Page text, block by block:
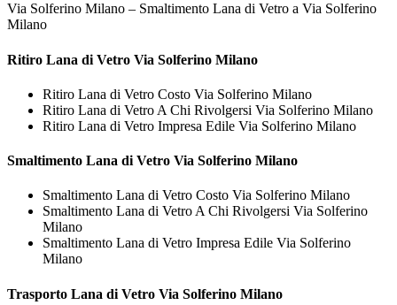
Via Solferino Milano – Smaltimento Lana di Vetro a Via Solferino
Milano
Ritiro Lana di Vetro Via Solferino Milano
Ritiro Lana di Vetro Costo Via Solferino Milano
Ritiro Lana di Vetro A Chi Rivolgersi Via Solferino Milano
Ritiro Lana di Vetro Impresa Edile Via Solferino Milano
Smaltimento Lana di Vetro Via Solferino Milano
Smaltimento Lana di Vetro Costo Via Solferino Milano
Smaltimento Lana di Vetro A Chi Rivolgersi Via Solferino
Milano
Smaltimento Lana di Vetro Impresa Edile Via Solferino
Milano
Trasporto Lana di Vetro Via Solferino Milano